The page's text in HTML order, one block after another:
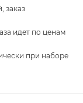
заказ
идет по ценам
при наборе